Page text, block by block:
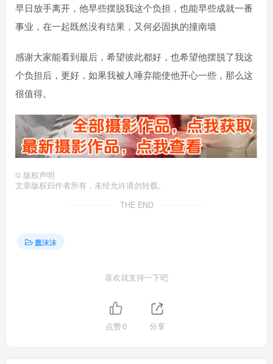
早日放手离开，他早些摆脱我这个负担，也能早些成就一番
事业，在一起既然没有结果，又何必固执的撞南墙
感谢大家能看到最后，希望彼此都好，也希望他摆脱了我这
个负担后，更好，如果我被人唾弃能使他开心一些，那么这
很值得。
© 版权声明
文章版权归作者所有，未经允许请勿转载。
THE END
蠢沫沫
喜欢就支持一下吧
点赞0 分享